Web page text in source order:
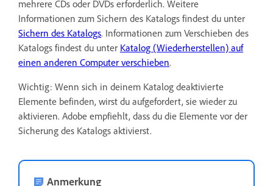
mehrere CDs oder DVDs erforderlich. Weitere
Informationen zum Sichern des Katalogs findest du unter
Sichern des Katalogs. Informationen zum Verschieben des
Katalogs findest du unter Katalog (Wiederherstellen) auf
einen anderen Computer verschieben.
Wichtig: Wenn sich in deinem Katalog deaktivierte
Elemente befinden, wirst du aufgefordert, sie wieder zu
aktivieren. Adobe empfiehlt, dass du die Elemente vor der
Sicherung des Katalogs aktivierst.
Anmerkung